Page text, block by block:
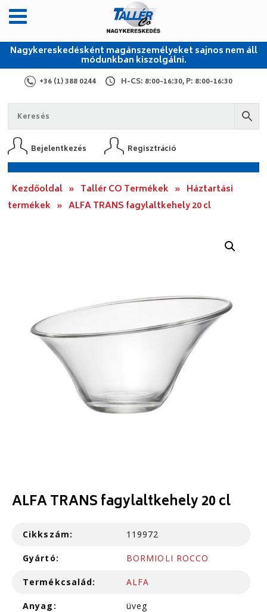
Nagykereskedésként magánszemélyeket sajnos nem áll
módunkban kiszolgálni.
+36 (1) 388 0244 H-CS: 8:00-16:30, P: 8:00-16:30
Bejelentkezés Regisztráció
Kezdőoldal » Tallér CO Termékek » Háztartási
termékek » ALFA TRANS fagylaltkehely 20 cl
ALFA TRANS fagylaltkehely 20 cl
Cikkszám: 119972
Gyártó: BORMIOLI ROCCO
Termékcsalád: ALFA
Anyag: üveg